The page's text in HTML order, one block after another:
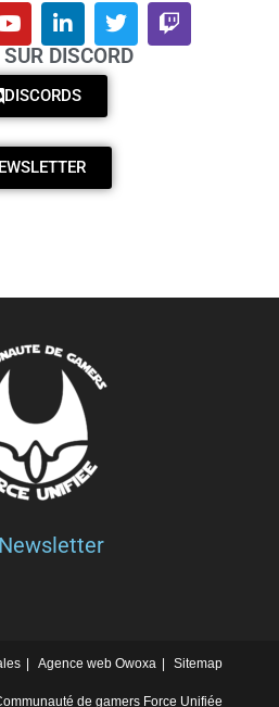
DISCORD
DISCORDS
Newsletter
Agence web Owoxa Sitemap
de gamers Force Unifiée